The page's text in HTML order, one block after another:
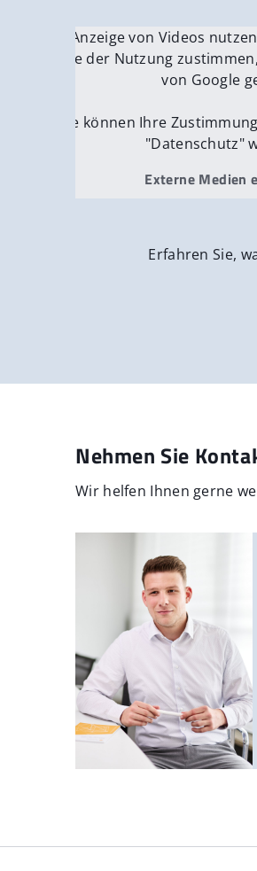
Für die Anzeige von Videos
Wenn Sie der Nutzung
von Google
Sie können Ihre
"Datenschutz"
Externe Medien
Erfahren Sie,
Nehmen Sie
Wir helfen Ihnen gerne